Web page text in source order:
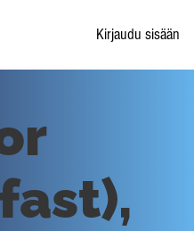
Kirjaudu sisään